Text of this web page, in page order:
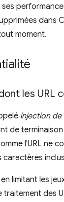
dans
moment.
les URL
injection de
de
l'URL ne
limitant les
des